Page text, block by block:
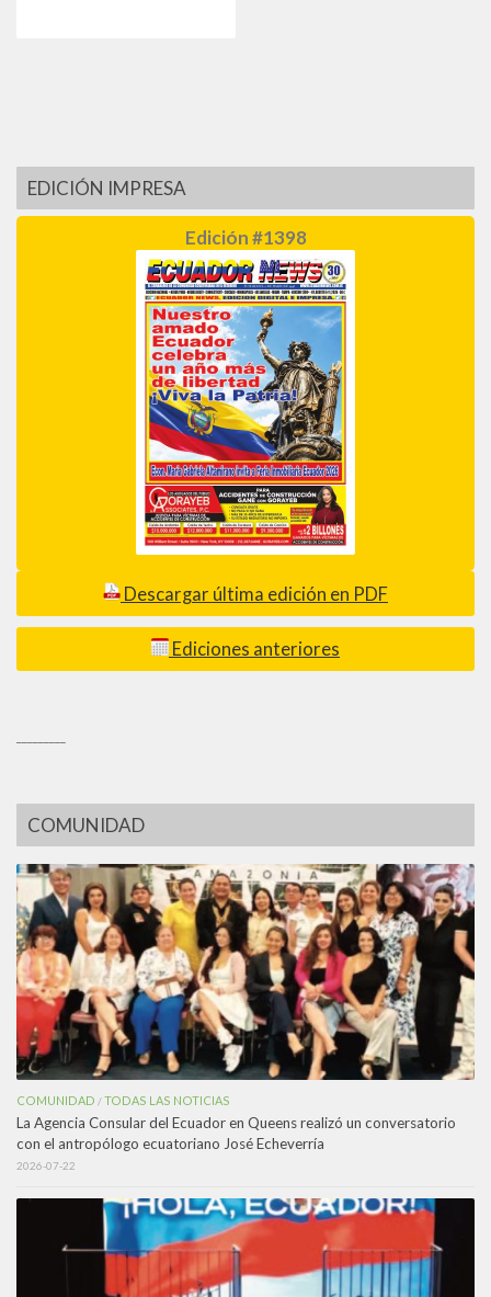
EDICIÓN IMPRESA
Edición #1398
Descargar última edición en PDF
Ediciones anteriores
COMUNIDAD
COMUNIDAD /TODAS LAS NOTICIAS
La Agencia Consular del Ecuador en Queens realizó un conversatorio
con el antropólogo ecuatoriano José Echeverría
2026-07-22